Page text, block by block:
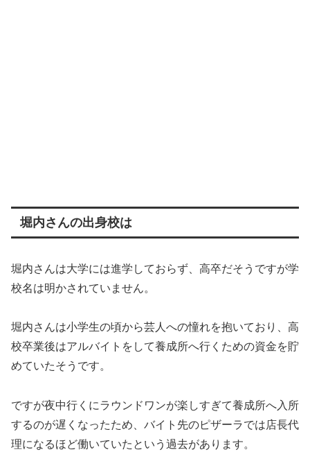
堀内さんの出身校は
堀内さんは大学には進学しておらず、高卒だそうですが学
校名は明かされていません。
堀内さんは小学生の頃から芸人への憧れを抱いており、高
校卒業後はアルバイトをして養成所へ行くための資金を貯
めていたそうです。
ですが夜中行くにラウンドワンが楽しすぎて養成所へ入所
するのが遅くなったため、バイト先のピザーラでは店長代
理になるほど働いていたという過去があります。